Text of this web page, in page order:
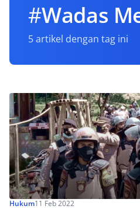
#Wadas
5 artikel dengan tag ini
Hukum11 Feb 2022